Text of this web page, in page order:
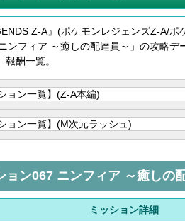
Z-A』(ポケモンレジェンズZ-A/
ンフィア ～癒しの配達員～」の攻略デ
酬一覧。
ョン067 ニンフィア ～癒しの
ミッション詳細